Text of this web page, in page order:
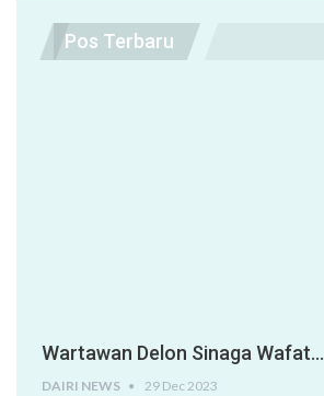
Pos Terbaru
Wartawan Delon Sinaga Wafat…
DAIRI NEWS 29 Dec 2023